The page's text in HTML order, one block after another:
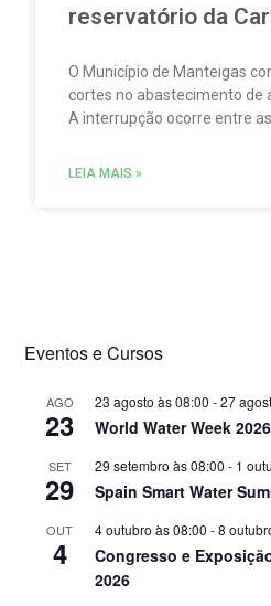
reservatório da
O Município de Manteigas
cortes no abastecimento de
A interrupção ocorre entre as
do nível do reservatório da
LEIA MAIS »
Eventos e Cursos
AGO
23
23 agosto às 08:00 -27
World Water Week 2026
SET
29
29 setembro às 08:00 - 1
Spain Smart Water
OUT
4
4 outubro às 08:00 -8
Congresso e
2026